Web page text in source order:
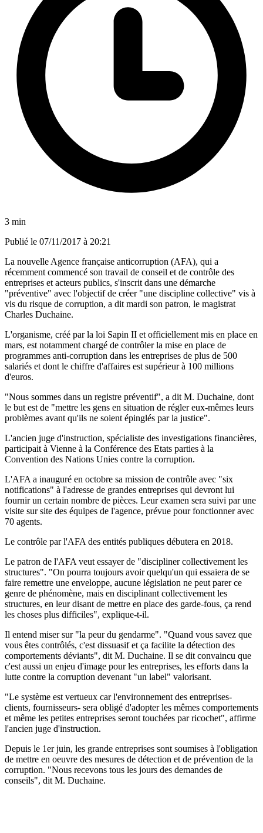
3 min
Publié le 07/11/2017 à 20:21
La nouvelle Agence française anticorruption (AFA), qui a
récemment commencé son travail de conseil et de contrôle des
entreprises et acteurs publics, s'inscrit dans une démarche
"préventive" avec l'objectif de créer "une discipline collective" vis à
vis du risque de corruption, a dit mardi son patron, le magistrat
Charles Duchaine.
L'organisme, créé par la loi Sapin II et officiellement mis en place en
mars, est notamment chargé de contrôler la mise en place de
programmes anti-corruption dans les entreprises de plus de 500
salariés et dont le chiffre d'affaires est supérieur à 100 millions
d'euros.
"Nous sommes dans un registre préventif", a dit M. Duchaine, dont
le but est de "mettre les gens en situation de régler eux-mêmes leurs
problèmes avant qu'ils ne soient épinglés par la justice".
L'ancien juge d'instruction, spécialiste des investigations financières,
participait à Vienne à la Conférence des Etats parties à la
Convention des Nations Unies contre la corruption.
L'AFA a inauguré en octobre sa mission de contrôle avec "six
notifications" à l'adresse de grandes entreprises qui devront lui
fournir un certain nombre de pièces. Leur examen sera suivi par une
visite sur site des équipes de l'agence, prévue pour fonctionner avec
70 agents.
Le contrôle par l'AFA des entités publiques débutera en 2018.
Le patron de l'AFA veut essayer de "discipliner collectivement les
structures". "On pourra toujours avoir quelqu'un qui essaiera de se
faire remettre une enveloppe, aucune législation ne peut parer ce
genre de phénomène, mais en disciplinant collectivement les
structures, en leur disant de mettre en place des garde-fous, ça rend
les choses plus difficiles", explique-t-il.
Il entend miser sur "la peur du gendarme". "Quand vous savez que
vous êtes contrôlés, c'est dissuasif et ça facilite la détection des
comportements déviants", dit M. Duchaine. Il se dit convaincu que
c'est aussi un enjeu d'image pour les entreprises, les efforts dans la
lutte contre la corruption devenant "un label" valorisant.
"Le système est vertueux car l'environnement des entreprises-
clients, fournisseurs- sera obligé d'adopter les mêmes comportements
et même les petites entreprises seront touchées par ricochet", affirme
l'ancien juge d'instruction.
Depuis le 1er juin, les grande entreprises sont soumises à l'obligation
de mettre en oeuvre des mesures de détection et de prévention de la
corruption. "Nous recevons tous les jours des demandes de
conseils", dit M. Duchaine.